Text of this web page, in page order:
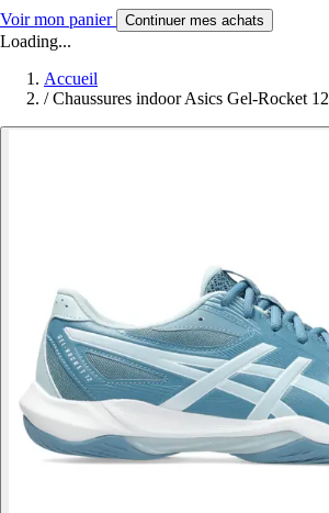
Voir mon panier Continuer mes achats
Loading...
Accueil
/ Chaussures indoor Asics Gel-Rocket 12